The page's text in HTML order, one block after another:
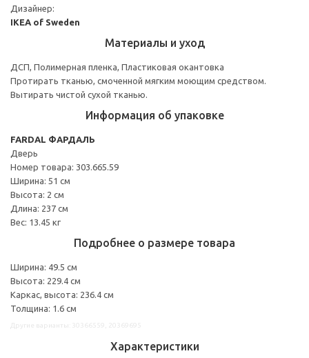
Дизайнер:
IKEA of Sweden
Материалы и уход
ДСП, Полимерная пленка, Пластиковая окантовка
Протирать тканью, смоченной мягким моющим средством.
Вытирать чистой сухой тканью.
Информация об упаковке
FARDAL ФАРДАЛЬ
Дверь
Номер товара: 303.665.59
Ширина: 51 см
Высота: 2 см
Длина: 237 см
Вес: 13.45 кг
Подробнее о размере товара
Ширина: 49.5 см
Высота: 229.4 см
Каркас, высота: 236.4 см
Толщина: 1.6 см
Характеристики